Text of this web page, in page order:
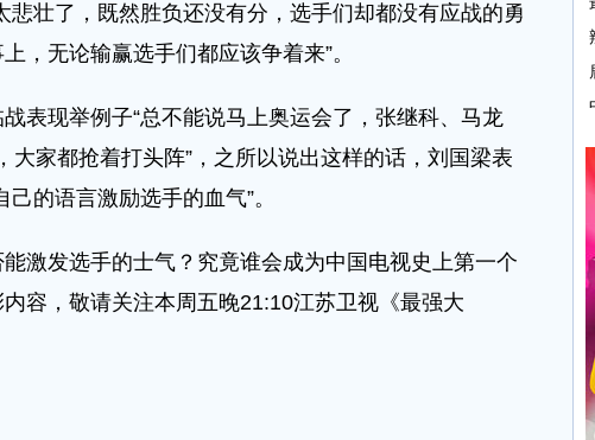
悲壮了，既然胜负还没有分，选手们却都没有应战的勇
，无论输赢选手们都应该争着来”。
现举例子“总不能说马上奥运会了，张继科、马龙
大家都抢着打头阵”，之所以说出这样的话，刘国梁表
的语言激励选手的血气”。
发选手的士气？究竟谁会成为中国电视史上第一个
容，敬请关注本周五晚21:10江苏卫视《最强大